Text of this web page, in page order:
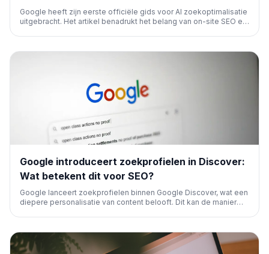
Google heeft zijn eerste officiële gids voor AI zoekoptimalisatie
uitgebracht. Het artikel benadrukt het belang van on-site SEO en
in AI-systemen te verbeteren.
Google introduceert zoekprofielen in Discover:
Wat betekent dit voor SEO?
Google lanceert zoekprofielen binnen Google Discover, wat een
diepere personalisatie van content belooft. Dit kan de manier
op gerichtere contentdistributie.